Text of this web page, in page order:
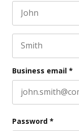
This field is for
Business email *
Password *